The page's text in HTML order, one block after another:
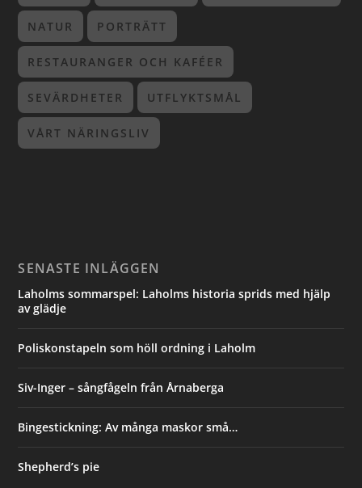
NATUR PORTRÄTT
RESTAURANGER OCH KAFÉER
SEVÄRDHETER UTFLYKTSMÅL
VÅRT NÄRINGSLIV
SENASTE INLÄGGEN
Laholms sommarspel: Laholms historia sprids med hjälp
av glädje
Poliskonstapeln som höll ordning i Laholm
Siv-Inger – sångfågeln från Årnaberga
Bingestickning: Av många maskor små…
Shepherd’s pie